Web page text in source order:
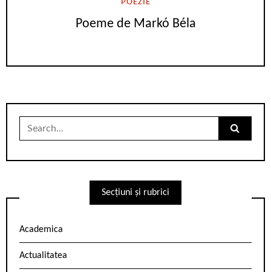
POEZIE
Poeme de Markó Béla
Search
Secțiuni și rubrici
Academica
Actualitatea